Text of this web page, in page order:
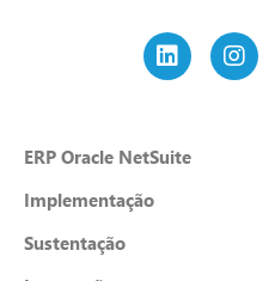
ERP Oracle NetSuite
Implementação
Sustentação